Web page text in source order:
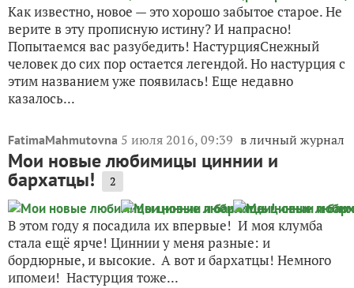
Как известно, новое — это хорошо забытое старое. Не
верите в эту прописную истину? И напрасно!
Попытаемся вас разубедить! НастурцияСнежный
человек до сих пор остается легендой. Но настурция с
этим названием уже появилась! Еще недавно
казалось...
FatimaMahmutovna 5 июля 2016, 09:39 в личный журнал
Мои новые любимицы циннии и
бархатцы! 2
В этом году я посадила их впервые! И моя клумба
стала ещё ярче! Циннии у меня разные: и
бордюрные, и высокие. А вот и бархатцы! Немного
ипомеи! Настурция тоже...